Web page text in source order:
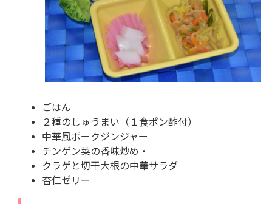
ごはん
２種のしゅうまい（１食ポン酢付）
中華風ポークジンジャー
チンゲン菜の香味炒め・
クラゲと切干大根の中華サラダ
杏仁ゼリー